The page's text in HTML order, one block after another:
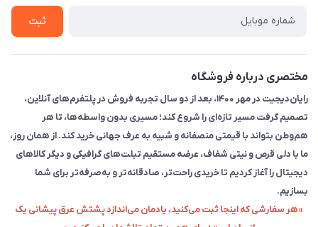
ثبت
مختصری درباره فروشگاه
رایان‌دیجیت در مهر ۱۴۰۰، بعد از دو سال تجربه فروش در پلتفرم‌های آنلاین،
تصمیم گرفت مسیر تازه‌ای را شروع کند؛ مسیری بدون واسطه‌ها، تا هر
هم‌وطن بتواند با قیمتی منصفانه و شبیه به عرف جهانی خرید کند. از همان روز،
ما با دلی قرص و نیتی شفاف، عرضه مستقیم تبلت‌های گرافیکی و دیگر کالاهای
دیجیتال را آغاز کردیم تا خریدی راحت‌تر، صادقانه‌تر و به‌صرفه‌تر برای شما
بسازیم.
«هر سفارشی که اینجا ثبت می‌کنید، یادمان می‌اندازد پشتش عرق پیشانی یک